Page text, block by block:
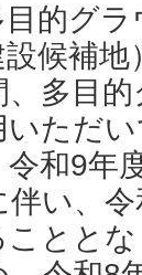
目的グ
候補
、多目
いただ
令和9年
伴い、
ととな